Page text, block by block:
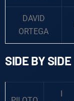
DAVID
ORTEGA
SIDE BY SIDE
I